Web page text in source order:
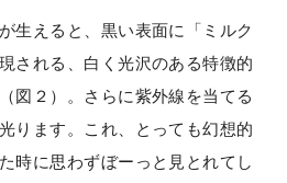
生えると、黒い表面に「ミルク
される、白く光沢のある特徴的
図２）。さらに紫外線を当てる
ります。これ、とっても幻想的
時に思わずぼーっと見とれてし